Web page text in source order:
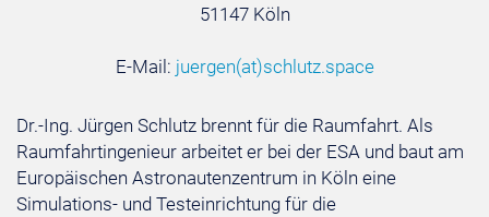
51147 Köln
E-Mail: juergen(at)schlutz.space
Dr.-Ing. Jürgen Schlutz brennt für die Raumfahrt. Als
Raumfahrtingenieur arbeitet er bei der ESA und baut am
Europäischen Astronautenzentrum in Köln eine
Simulations- und Testeinrichtung für die